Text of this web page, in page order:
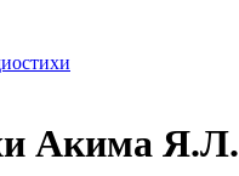
Акима Я.Л.